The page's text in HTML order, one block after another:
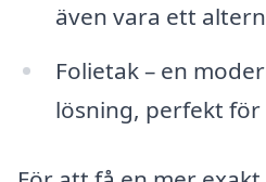
även vara ett
Folietak – en
lösning, perfekt